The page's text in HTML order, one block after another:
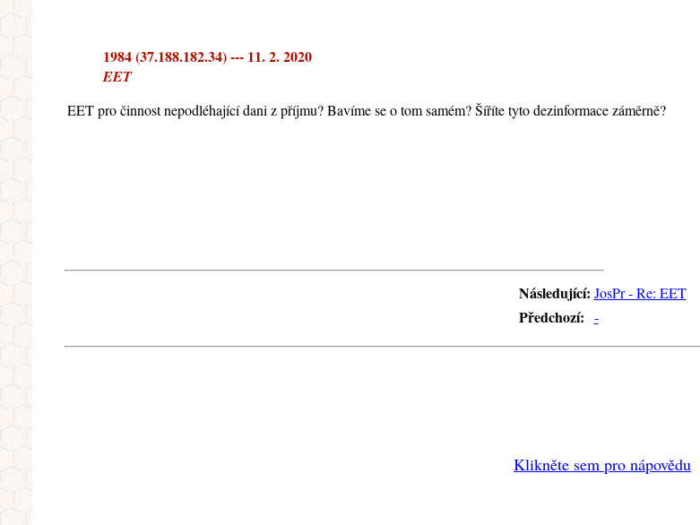
1984 (37.188.182.34) --- 11. 2. 2020
EET
EET pro činnost nepodléhající dani z příjmu? Bavíme se o tom samém? Šíříte tyto dezinformace záměrně?
Následující: JosPr - Re: EET
Předchozí: -
Klikněte sem pro nápovědu